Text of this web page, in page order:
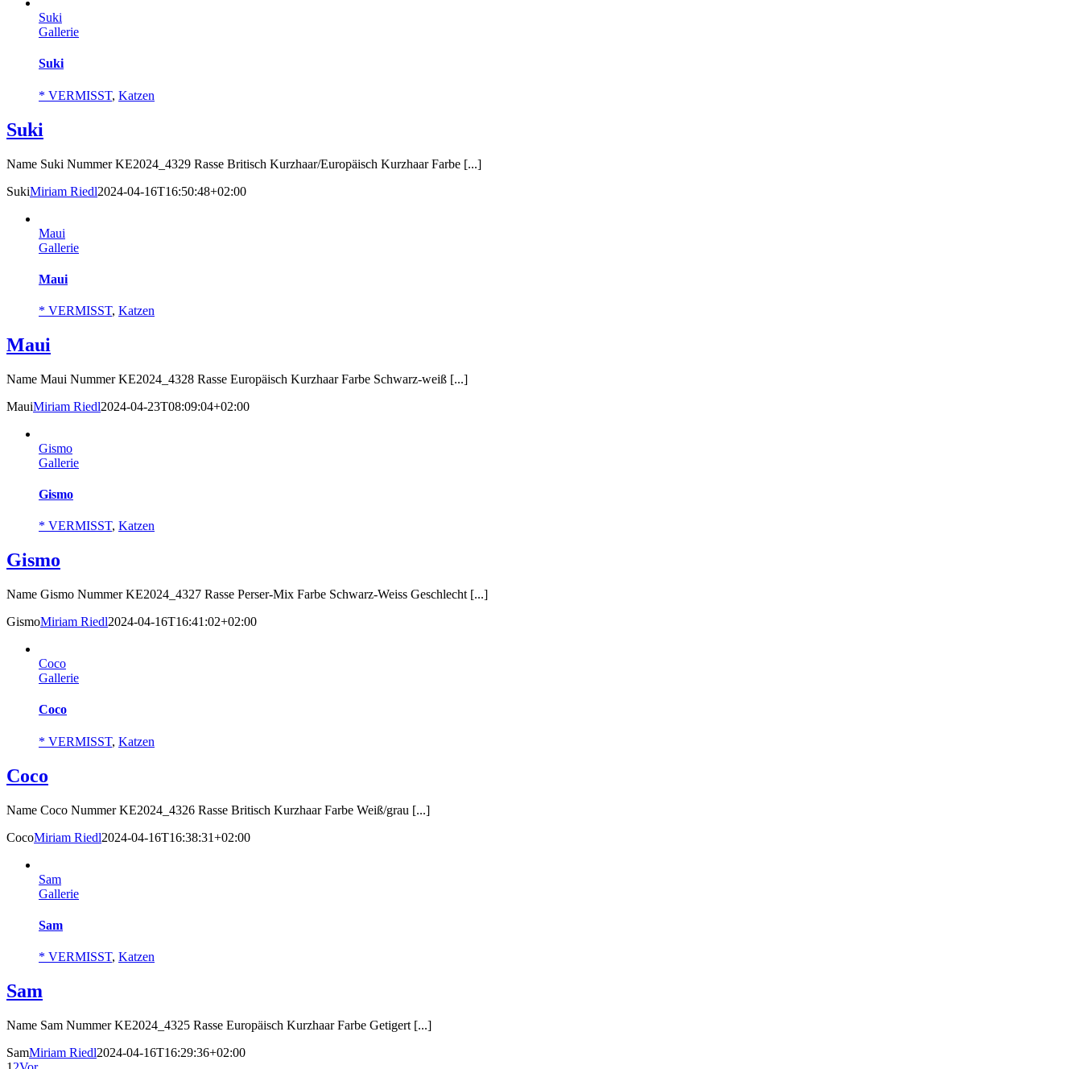
Suki
Gallerie
Suki
* VERMISST, Katzen
Suki
Name Suki Nummer KE2024_4329 Rasse Britisch Kurzhaar/Europäisch Kurzhaar Farbe [...]
SukiMiriam Riedl2024-04-16T16:50:48+02:00
Maui
Gallerie
Maui
* VERMISST, Katzen
Maui
Name Maui Nummer KE2024_4328 Rasse Europäisch Kurzhaar Farbe Schwarz-weiß [...]
MauiMiriam Riedl2024-04-23T08:09:04+02:00
Gismo
Gallerie
Gismo
* VERMISST, Katzen
Gismo
Name Gismo Nummer KE2024_4327 Rasse Perser-Mix Farbe Schwarz-Weiss Geschlecht [...]
GismoMiriam Riedl2024-04-16T16:41:02+02:00
Coco
Gallerie
Coco
* VERMISST, Katzen
Coco
Name Coco Nummer KE2024_4326 Rasse Britisch Kurzhaar Farbe Weiß/grau [...]
CocoMiriam Riedl2024-04-16T16:38:31+02:00
Sam
Gallerie
Sam
* VERMISST, Katzen
Sam
Name Sam Nummer KE2024_4325 Rasse Europäisch Kurzhaar Farbe Getigert [...]
SamMiriam Riedl2024-04-16T16:29:36+02:00